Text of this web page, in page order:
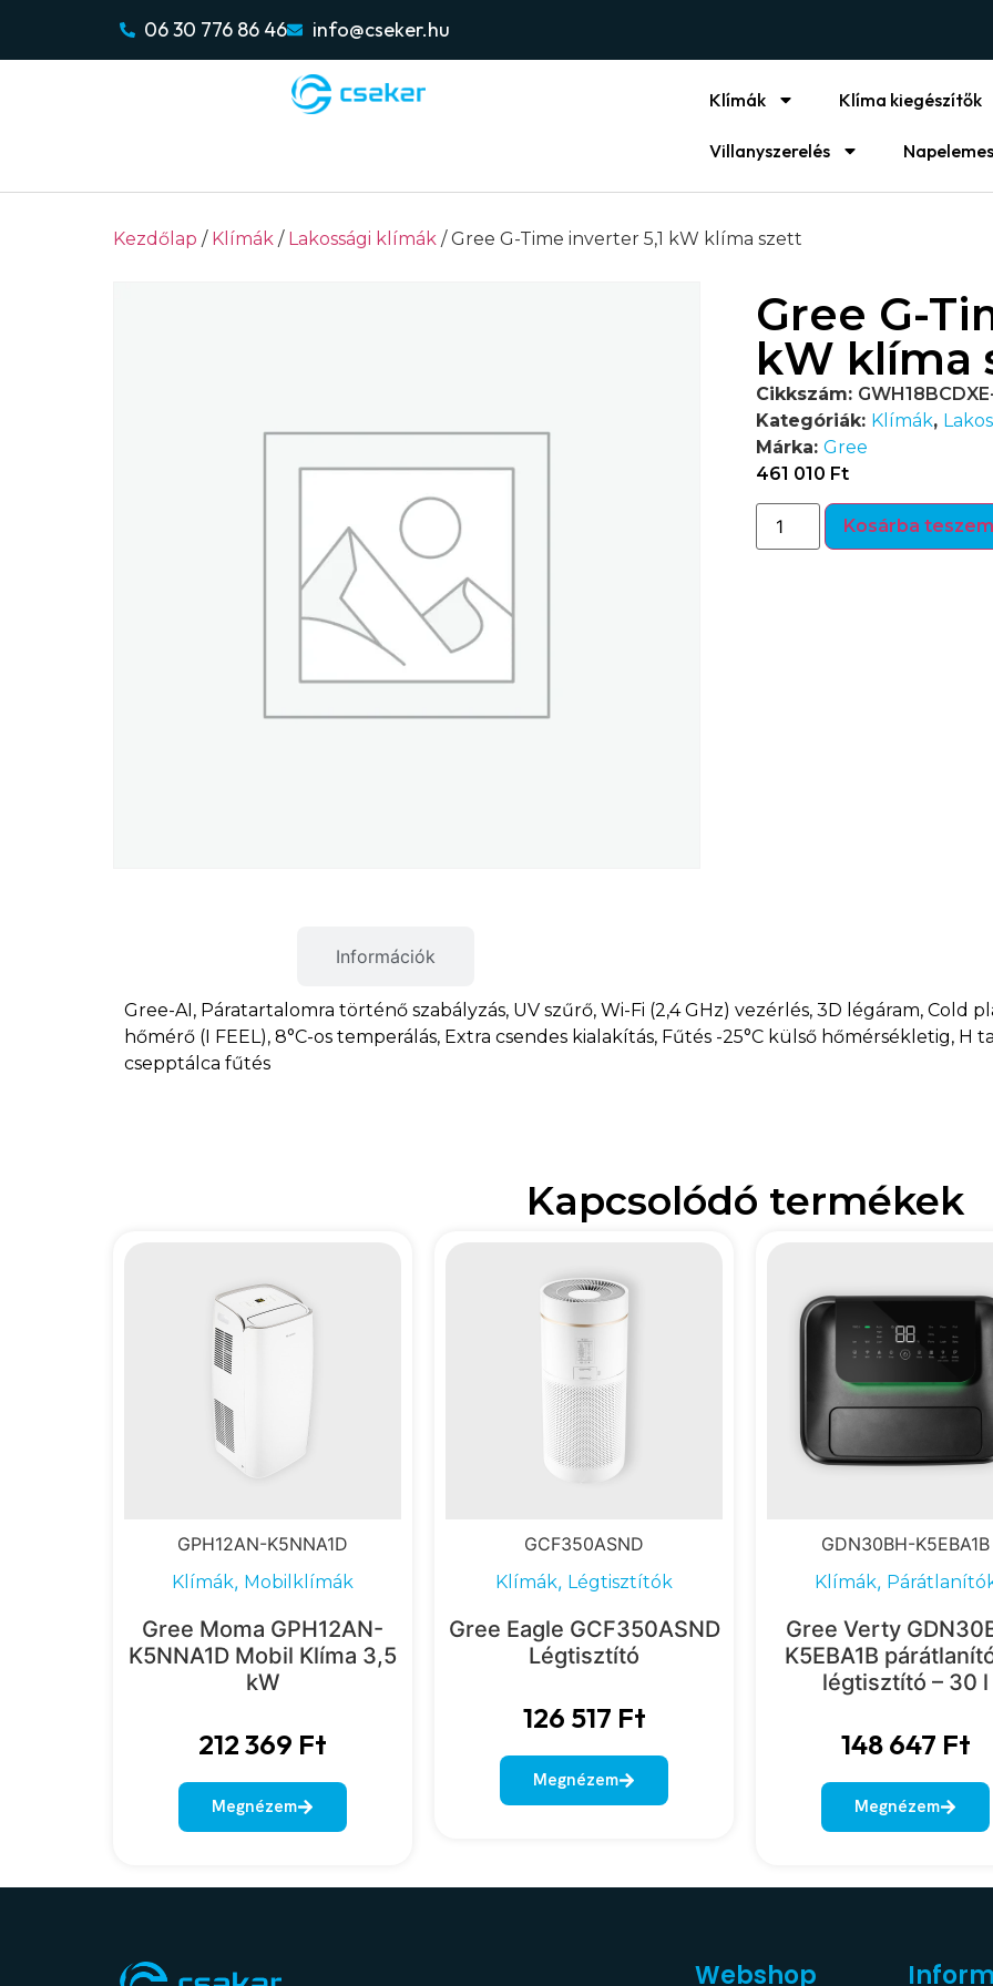
06 30 776 86 46 info@cseker.hu
Klímák Klíma kiegészítők
Villanyszerelés
Kezdőlap / Klímák / Lakossági klímák / Gree G-Time inverter 5,1 kW klíma szett
Gree G-
kW klíma
Cikkszám:
Kategóriák: Klímák,
Márka: Gree
461 010 Ft
Kosárba
Információk
Gree-AI, Páratartalomra történő szabályzás, UV szűrő, Wi-Fi (2,4 GHz) vezérlés, 3D légáram, Cold
hőmérő (I FEEL), 8°C-os temperálás, Extra csendes kialakítás, Fűtés -25°C külső hőmérsékletig,
csepptálca fűtés
Kapcsolódó termékek
GPH12AN-K5NNA1D
Klímák, Mobilklímák
Gree Moma GPH12AN-
K5NNA1D Mobil Klíma 3,5
kW
212 369 Ft
Megnézem
GCF350ASND
Klímák, Légtisztítók
Gree Eagle GCF350ASND
Légtisztító
126 517 Ft
Megnézem
GDN30BH-K5EBA1B
Klímák,
Gree Verty
K5EBA1B
légtisztító – 30 l
148 647 Ft
Megnézem
Webshop